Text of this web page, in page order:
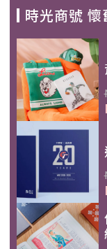
時光商號 懷